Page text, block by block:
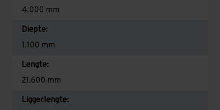
4.000 mm
Diepte:
1.100 mm
Lengte:
21.600 mm
Liggerlengte: